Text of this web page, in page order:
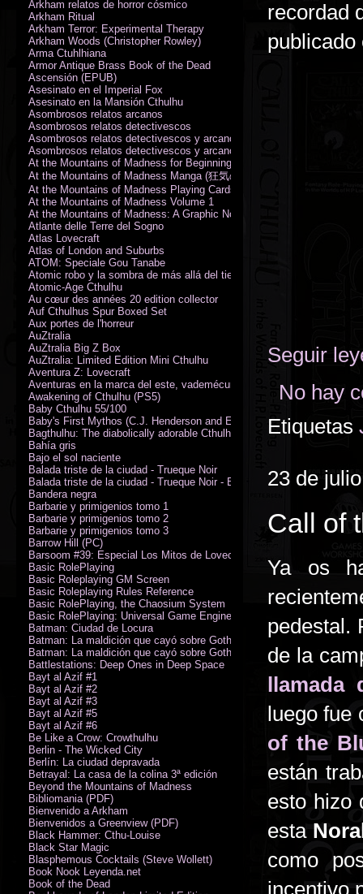
recordad
Seguir
No hay
Etiquetas
23 de
Call of
Ya os
pedestal.
de la
llamada
luego fue
of the
están
esto hizo
esta
como
incentivo
Arkham relatos de horror cósmico
Arkham Ritual
Arkham Terror: Experimental Therapy
Arkham Woods (Christopher Rowley)
Arma Ctuhlhiana
Armor Antique Brass Book of the Dead
Ascensión (EPUB)
Asesinato en el Imperial Fox
Asesinato en la Mansión Cthulhu
Asombrosos relatos arcanos
Asombrosos relatos detectivescos
Asombrosos relatos detectivescos y arcanos
Asombrosos relatos detectivescos y arcanos
At the Mountains of Madness for Beginning Readers
At the Mountains of Madness Manga (狂気の山脈)
At the Mountains of Madness Playing Cards
At the Mountains of Madness Volume 1
At the Mountains of Madness: A Graphic Novel
Atlante delle Terre del Sogno
Atlas Lovecraft
Atlas of London and Suburbs
ATOM: Speciale Gou Tanabe
Atomic robo y la sombra de más allá del tiempo
Atomic-Age Cthulhu
Au cœur des années 20 edition collector
Auf Cthulhus Spur Boxed Set
Aux portes de l'horreur
AuZtralia
AuZtralia Big Z Box
AuZtralia: Limited Edition Mini Cthulhu
Aventura Z: Lovecraft
Aventuras en la marca del este, vademécum de campaña
Awakening of Cthulhu (PS5)
Baby Cthulhu 55/100
Baby's First Mythos (C.J. Henderson and Erica Henderson)
Bagthulhu: The diabolically adorable Cthulhu plushie dicebag
Bahía gris
Bajo el sol naciente
Balada triste de la ciudad - Trueque Noir
Balada triste de la ciudad - Trueque Noir - Edición de coleccionista
Bandera negra
Barbarie y primigenios tomo 1
Barbarie y primigenios tomo 2
Barbarie y primigenios tomo 3
Barrow Hill (PC)
Barsoom #39: Especial Los Mitos de Lovecraft
Basic RolePlaying
Basic Roleplaying GM Screen
Basic Roleplaying Rules Reference
Basic RolePlaying, the Chaosium System
Basic RolePlaying: Universal Game Engine (PDF)
Batman: Ciudad de Locura
Batman: La maldición que cayó sobre Gotham
Batman: La maldición que cayó sobre Gotham
Battlestations: Deep Ones in Deep Space
Bayt al Azif #1
Bayt al Azif #2
Bayt al Azif #3
Bayt al Azif #5
Bayt al Azif #6
Be Like a Crow: Crowthulhu
Berlin - The Wicked City
Berlín: La ciudad depravada
Betrayal: La casa de la colina 3ª edición
Beyond the Mountains of Madness
Bibliomania (PDF)
Bienvenido a Arkham
Bienvenidos a Greenview (PDF)
Black Hammer: Cthu-Louise
Black Star Magic
Blasphemous Cocktails (Steve Wollett)
Book Nook Leyenda.net
Book of the Dead